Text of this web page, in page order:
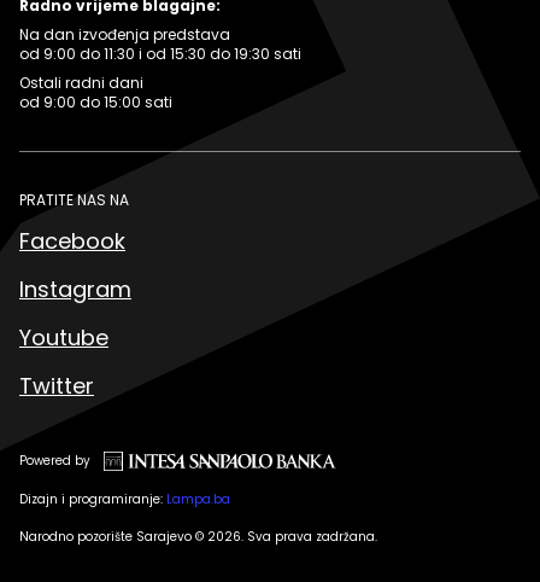
Radno vrijeme blagajne:
Na dan izvođenja predstava
od 9:00 do 11:30 i od 15:30 do 19:30 sati
Ostali radni dani
od 9:00 do 15:00 sati
PRATITE NAS NA
Facebook
Instagram
Youtube
Twitter
Powered by
Dizajn i programiranje: Lampa.ba
Narodno pozorište Sarajevo © 2026. Sva prava zadržana.